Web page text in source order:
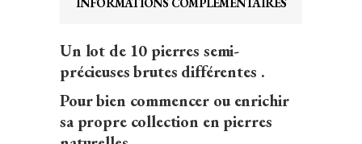
Un lot de 10 pierres semi-
précieuses brutes différentes .
Pour bien commencer ou enrichir
sa propre collection en pierres